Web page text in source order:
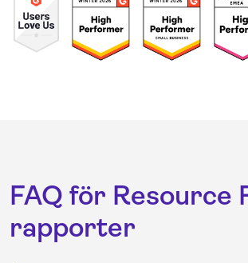
FAQ för Resource
rapporter